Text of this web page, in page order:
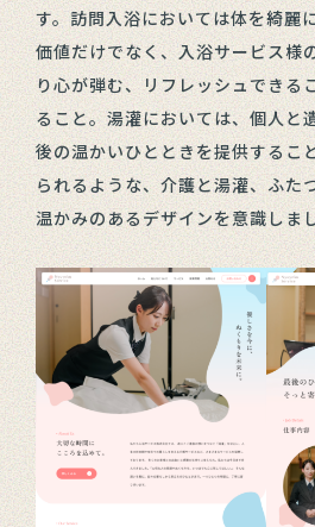
す。訪問入浴においては体を綺麗
価値だけでなく、入浴サービス様
り心が弾む、リフレッシュできる
ること。湯灌においては、個人と
後の温かいひとときを提供するこ
られるような、介護と湯灌、ふた
温かみのあるデザインを意識しま